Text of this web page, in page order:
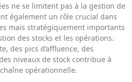
ne se limitent pas à la gestion de
également un rôle crucial dans
mais stratégiquement importants
des stocks et les opérations.
des pics d’affluence, des
niveaux de stock contribue à
opérationnelle.